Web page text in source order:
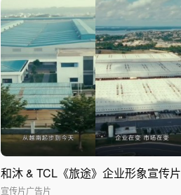
和沐 & TCL《旅途》企业形象宣传片
宣传片广告片